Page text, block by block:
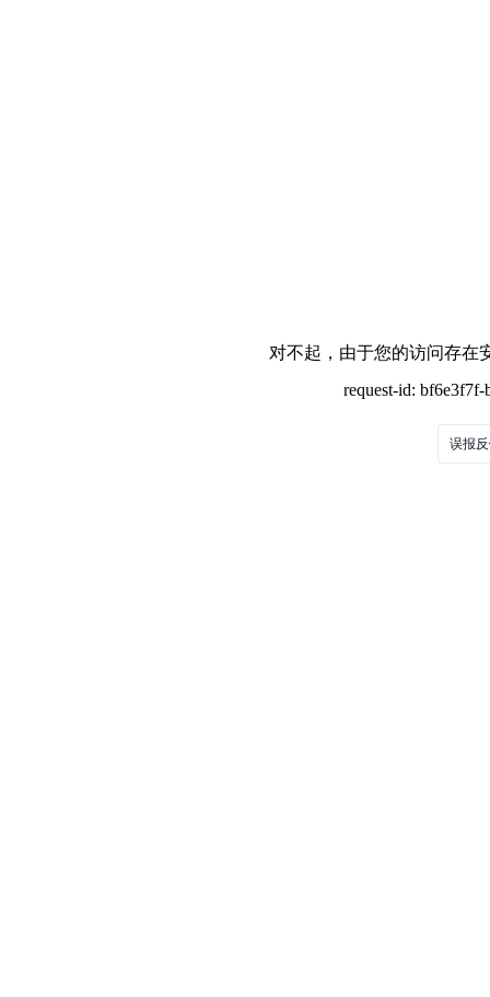
对不起，由于您的访问存在
request-id: bf6e3f7f-
误报